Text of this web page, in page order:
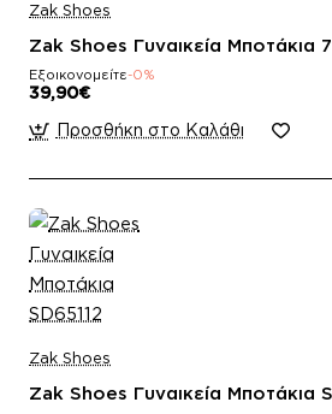
Zak Shoes
Zak Shoes Γυναικεία
Εξοικονομείτε-0%
39,90€
Προσθήκη στο Καλάθι
Zak Shoes
Zak Shoes Γυναικεία Μποτάκια